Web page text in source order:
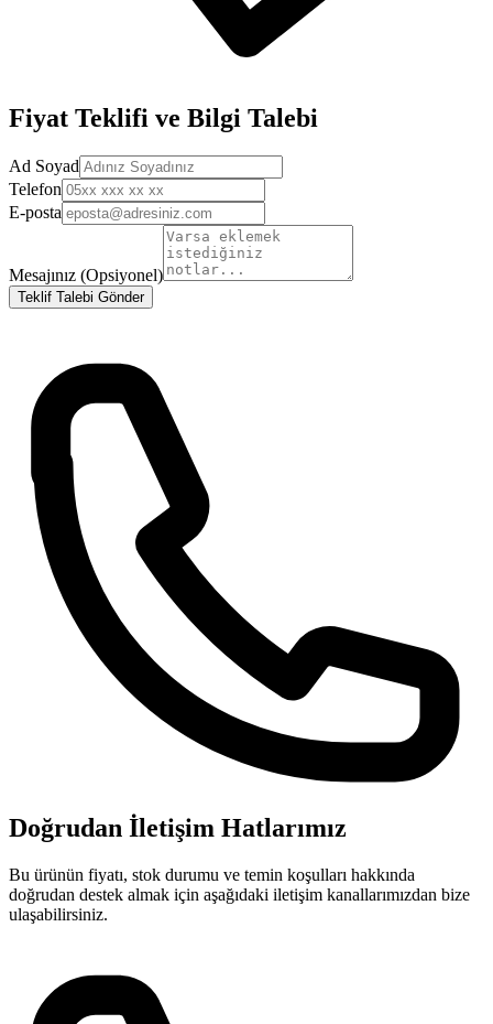
Fiyat Teklifi ve Bilgi Talebi
Ad Soyad
Telefon
E-posta
Mesajınız (Opsiyonel)
Teklif Talebi Gönder
Doğrudan İletişim Hatlarımız
Bu ürünün fiyatı, stok durumu ve temin koşulları hakkında
doğrudan destek almak için aşağıdaki iletişim kanallarımızdan bize
ulaşabilirsiniz.